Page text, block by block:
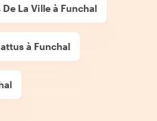
La Ville à Funchal
à Funchal